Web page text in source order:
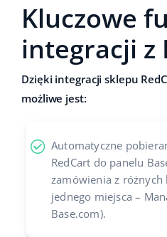
Kluczowe
integracji z
Dzięki integracji sklepu
możliwe jest:
Automatyczne
RedCart do panelu
zamówienia z różnych
jednego miejsca –
Base.com).